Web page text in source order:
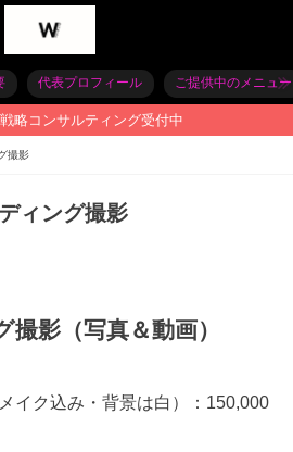
代表プロフィール ご提供中のメニュー
略コンサルティング受付中
撮影
ィング撮影
影（写真＆動画）
イク込み・背景は白）：150,000